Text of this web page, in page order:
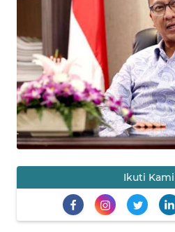
Ikuti
SAINS-TEKNO
KESEHATAN
INTERNASIONAL
SERBA-SERBI
OLAHRAGA